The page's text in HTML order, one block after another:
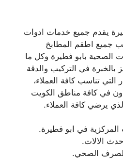
يقدم جميع خدمات ادوات
جميع اطقم المطابخ
الصحية بابو فطيرة وكل ما
بالخبرة في التركيب والدقة
التي تناسب كافة العملاء،
في كافة مناطق الكويت
يرضي كافة العملاء.
في ابو فطيرة.
الالات.
الصحي.